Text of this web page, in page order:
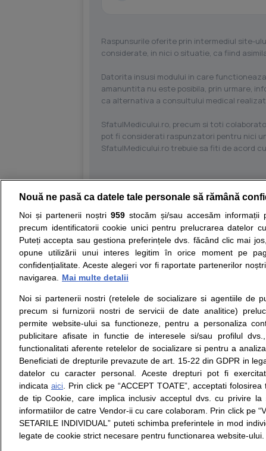
Raspunsurile oferite prin intermediul site-
considerate, in nici o situatie, ca fiind
Datorita insusi modului in care
amanuntita nu este posibila, prin urmare,
ca alternativa a consultului medical
SfatulMedicului.ro, precum si toti
pot fi considerati raspunzatori pentru nici
SfatulMedicului.ro trebuie sa fiti de acord cu
Resurse: Autoevaluare simptome
Opiniile avizate ale medicilor, sfaturile si orice
nici diagnosticul stabilit in urma investigatiilor si
ii punem la dispozitie pentru programare in
Despre noi
Contact
Intrebari frecvente
Consultanti
medicali
Termeni si conditii
Politica de
confidentialitate
Politica de cookie
Modifica Setarile Cookie
© Copyright © 2005 - 2026
SFATUL MEDICULUI.ro S.A, CUI: RO
Nouă ne pasă ca datele tale personale să rămână
Noi și partenerii noștri 959stocăm și/sau accesăm informații
precum identificatorii cookie unici pentru prelucrarea datelor
Puteți accepta sau gestiona preferințele dvs. făcând clic mai
opune utilizării unui interes legitim în orice moment pe
confidențialitate. Aceste alegeri vor fi raportate partenerilor
navigarea.
Mai multe detalii
Noi si partenerii nostri (retelele de socializare si agentiile de
precum si furnizorii nostri de servicii de date analitice)
permite website-ului sa functioneze, pentru a personaliza
publicitare afisate in functie de interesele si/sau profilul
functionalitati aferente retelelor de socializare si pentru a
Beneficiati de drepturile prevazute de art. 15-22 din GDPR in
datelor cu caracter personal. Aceste drepturi pot fi
indicata aici. Prin click pe “ACCEPT TOATE”, acceptati
de tip Cookie, care implica inclusiv acceptul dvs. cu privire la
informatiilor de catre Vendor-ii cu care colaboram. Prin click pe
SETARILE INDIVIDUAL” puteti schimba preferintele in mod
legate de cookie strict necesare pentru functionarea website-ului.